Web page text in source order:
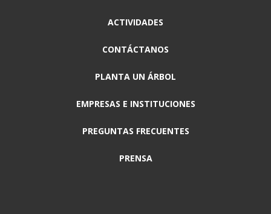
ACTIVIDADES
CONTÁCTANOS
PLANTA UN ÁRBOL
EMPRESAS E INSTITUCIONES
PREGUNTAS FRECUENTES
PRENSA